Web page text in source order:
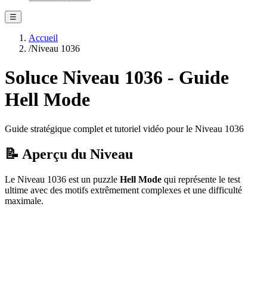
☰
Accueil
/Niveau 1036
Soluce Niveau 1036 - Guide
Hell Mode
Guide stratégique complet et tutoriel vidéo pour le Niveau 1036
📝 Aperçu du Niveau
Le Niveau 1036 est un puzzle Hell Mode qui représente le test
ultime avec des motifs extrêmement complexes et une difficulté
maximale.